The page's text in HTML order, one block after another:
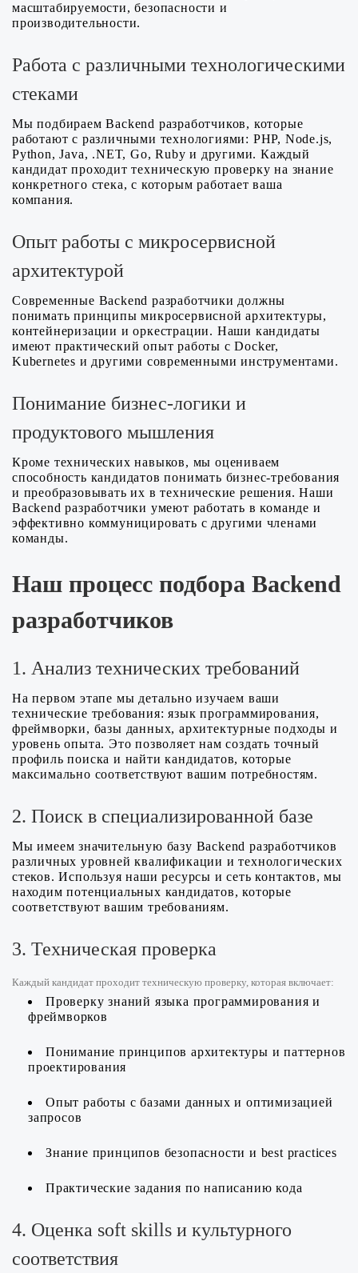
масштабируемости, безопасности и
производительности.
Работа с различными технологическими
стеками
Мы подбираем Backend разработчиков, которые
работают с различными технологиями: PHP, Node.js,
Python, Java, .NET, Go, Ruby и другими. Каждый
кандидат проходит техническую проверку на знание
конкретного стека, с которым работает ваша
компания.
Опыт работы с микросервисной
архитектурой
Современные Backend разработчики должны
понимать принципы микросервисной архитектуры,
контейнеризации и оркестрации. Наши кандидаты
имеют практический опыт работы с Docker,
Kubernetes и другими современными инструментами.
Понимание бизнес-логики и
продуктового мышления
Кроме технических навыков, мы оцениваем
способность кандидатов понимать бизнес-требования
и преобразовывать их в технические решения. Наши
Backend разработчики умеют работать в команде и
эффективно коммуницировать с другими членами
команды.
Наш процесс подбора Backend
разработчиков
1. Анализ технических требований
На первом этапе мы детально изучаем ваши
технические требования: язык программирования,
фреймворки, базы данных, архитектурные подходы и
уровень опыта. Это позволяет нам создать точный
профиль поиска и найти кандидатов, которые
максимально соответствуют вашим потребностям.
2. Поиск в специализированной базе
Мы имеем значительную базу Backend разработчиков
различных уровней квалификации и технологических
стеков. Используя наши ресурсы и сеть контактов, мы
находим потенциальных кандидатов, которые
соответствуют вашим требованиям.
3. Техническая проверка
Каждый кандидат проходит техническую проверку, которая включает:
Проверку знаний языка программирования и
фреймворков
Понимание принципов архитектуры и паттернов
проектирования
Опыт работы с базами данных и оптимизацией
запросов
Знание принципов безопасности и best practices
Практические задания по написанию кода
4. Оценка soft skills и культурного
соответствия